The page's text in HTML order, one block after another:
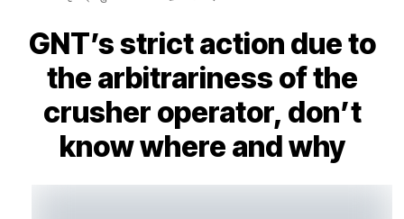
GNT’s strict action due to
the arbitrariness of the
crusher operator, don’t
know where and why